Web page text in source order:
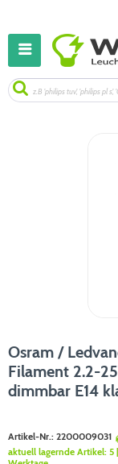
Osram /
Filament 2.2-
dimmbar E14
Artikel-Nr.: 2200009031
aktuell lagernde Artikel: 5